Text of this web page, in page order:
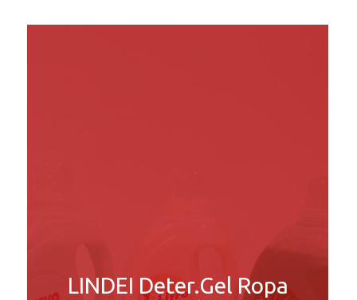
LINDEI Deter.Gel Ropa